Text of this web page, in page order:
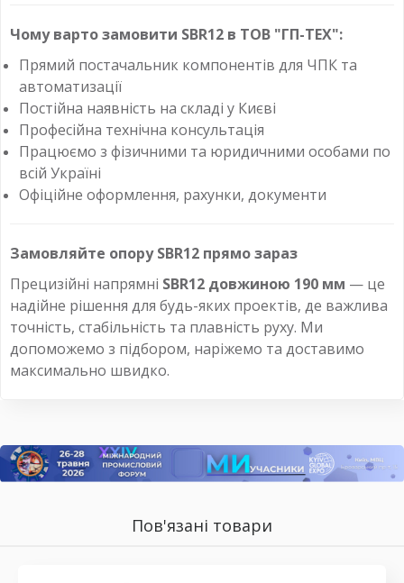
Чому варто замовити SBR12 в ТОВ "ГП-ТЕХ":
Прямий постачальник компонентів для ЧПК та
автоматизації
Постійна наявність на складі у Києві
Професійна технічна консультація
Працюємо з фізичними та юридичними особами по
всій Україні
Офіційне оформлення, рахунки, документи
Замовляйте опору SBR12 прямо зараз
Прецизійні напрямні SBR12 довжиною 190 мм — це
надійне рішення для будь-яких проектів, де важлива
точність, стабільність та плавність руху. Ми
допоможемо з підбором, наріжемо та доставимо
максимально швидко.
Пов'язані товари